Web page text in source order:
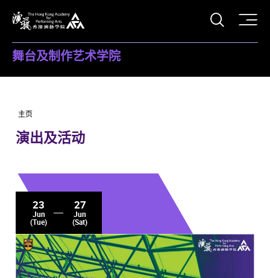
打开
舞台及制作艺术学院
主页
演出及活动
23
Jun
(Tue)
27
Jun
(Sat)